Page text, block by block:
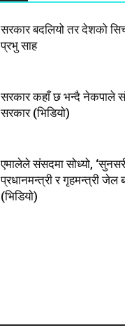
सरकार बदलियो तर देशको
प्रभु साह
सरकार कहाँ छ भन्दै नेकपाले
सरकार (भिडियाे)
एमालेले संसदमा सोध्यो,
प्रधानमन्त्री र गृहमन्त्री जेल
(भिडियाे)